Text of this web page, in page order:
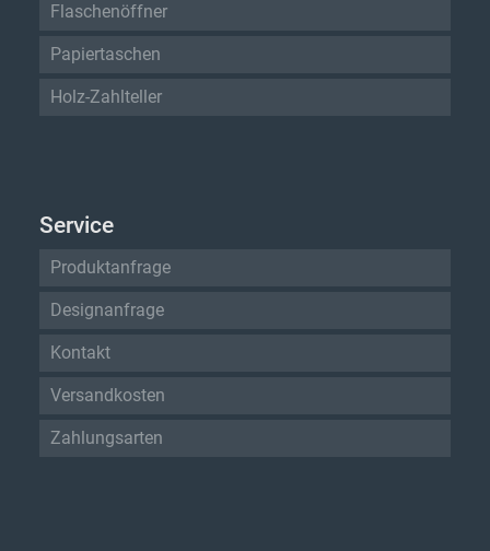
Flaschenöffner
Papiertaschen
Holz-Zahlteller
Service
Produktanfrage
Designanfrage
Kontakt
Versandkosten
Zahlungsarten